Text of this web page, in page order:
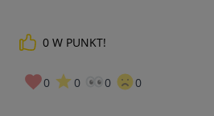
0 W PUNKT!
0 0 0 0